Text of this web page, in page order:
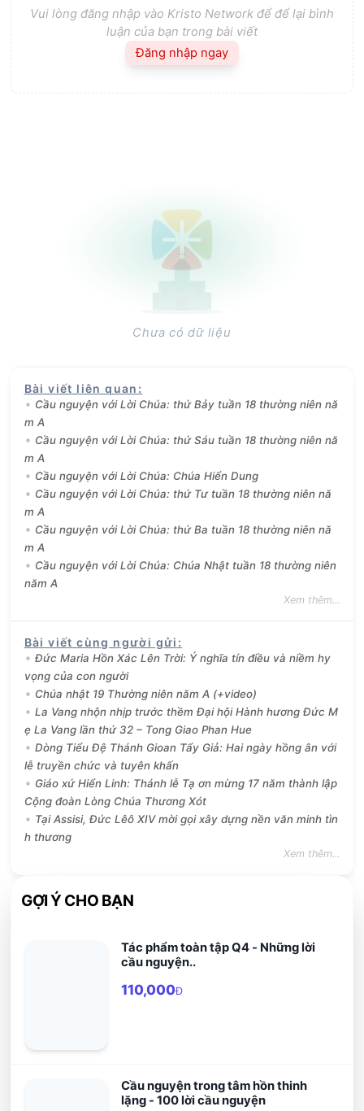
Vui lòng đăng nhập vào Kristo Network để để lại bình
luận của bạn trong bài viết
Đăng nhập ngay
Chưa có dữ liệu
Bài viết liên quan :
Cầu nguyện với Lời Chúa: thứ Bảy tuần 18 thường niên nă
m A
Cầu nguyện với Lời Chúa: thứ Sáu tuần 18 thường niên nă
m A
Cầu nguyện với Lời Chúa: Chúa Hiển Dung
Cầu nguyện với Lời Chúa: thứ Tư tuần 18 thường niên nă
m A
Cầu nguyện với Lời Chúa: thứ Ba tuần 18 thường niên nă
m A
Cầu nguyện với Lời Chúa: Chúa Nhật tuần 18 thường niên
năm A
Xem thêm...
Bài viết cùng người gửi :
Đức Maria Hồn Xác Lên Trời: Ý nghĩa tín điều và niềm hy
vọng của con người
Chúa nhật 19 Thường niên năm A (+video)
La Vang nhộn nhịp trước thềm Đại hội Hành hương Đức M
ẹ La Vang lần thứ 32 – Tong Giao Phan Hue
Dòng Tiểu Đệ Thánh Gioan Tẩy Giả: Hai ngày hồng ân với
lễ truyền chức và tuyên khấn
Giáo xứ Hiển Linh: Thánh lễ Tạ ơn mừng 17 năm thành lập
Cộng đoàn Lòng Chúa Thương Xót
Tại Assisi, Đức Lêô XIV mời gọi xây dựng nền văn minh tìn
h thương
Xem thêm...
GỢI Ý CHO BẠN
Tác phẩm toàn tập Q4 - Những lời
cầu nguyện..
110,000Đ
Cầu nguyện trong tâm hồn thinh
lặng - 100 lời cầu nguyện